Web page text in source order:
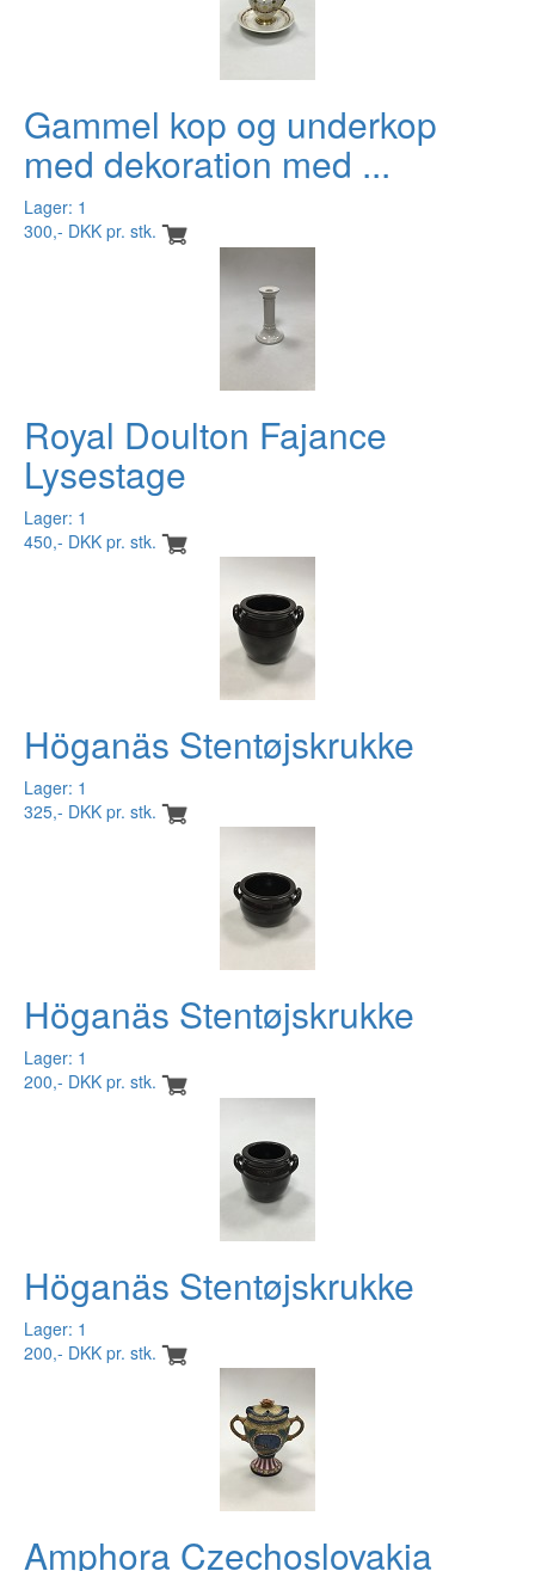
Gammel kop og underkop
med dekoration med ...
Lager: 1
300,- DKK pr. stk.
Royal Doulton Fajance
Lysestage
Lager: 1
450,- DKK pr. stk.
Höganäs Stentøjskrukke
Lager: 1
325,- DKK pr. stk.
Höganäs Stentøjskrukke
Lager: 1
200,- DKK pr. stk.
Höganäs Stentøjskrukke
Lager: 1
200,- DKK pr. stk.
Amphora Czechoslovakia